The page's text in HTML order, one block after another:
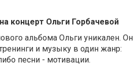
концерт Ольги Горбачевой
альбома Ольги уникален. Он
и музыку в один жанр:
песни - мотивации.